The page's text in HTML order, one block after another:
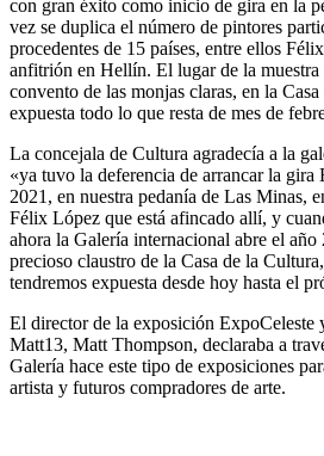
con gran éxito como inicio de gira en la
vez se duplica el número de pintores
procedentes de 15 países, entre ellos
anfitrión en Hellín. El lugar de la muestra
convento de las monjas claras, en la
expuesta todo lo que resta de mes de
La concejala de Cultura agradecía a la
«ya tuvo la deferencia de arrancar la
2021, en nuestra pedanía de Las Minas,
Félix López que está afincado allí, y
ahora la Galería internacional abre el
precioso claustro de la Casa de la
tendremos expuesta desde hoy hasta el
El director de la exposición ExpoCeleste
Matt13, Matt Thompson, declaraba a
Galería hace este tipo de exposiciones
artista y futuros compradores de arte.